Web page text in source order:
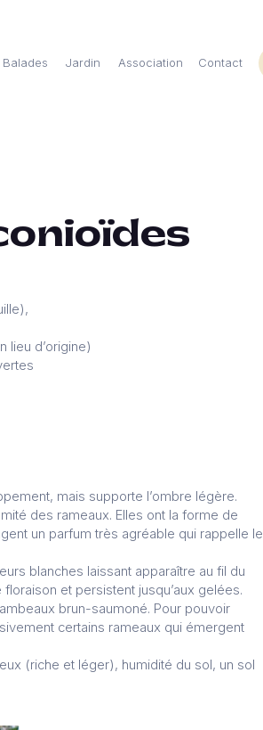
Balades Jardin Association Contact
lieu d’origine)
mais supporte l’ombre légère.
des rameaux. Elles ont la forme de
un parfum très agréable qui rappelle le
blanches laissant apparaître au fil du
et persistent jusqu’aux gelées.
brun-saumoné. Pour pouvoir
certains rameaux qui émergent
(riche et léger), humidité du sol, un sol